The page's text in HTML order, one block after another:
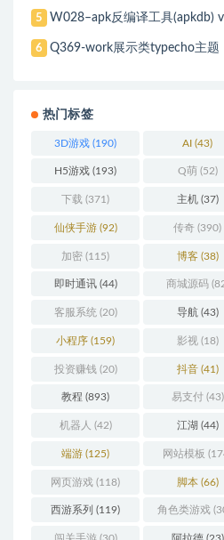
5 W028–apk反编译工具(apkdb)
6 Q369-work展示类typecho主题
热门标签
3D游戏 (190) AI (43)
H5游戏 (193) Q萌 (52)
下载 (371) 主机(37)
仙侠手游(92) 传奇 (390)
加密 (115) 博客(38)
即时通讯(44) 商城源码
客服系统 (20) 导航(43)
小程序 (159) 影视(18)
投资赚钱 (20) 抖音(41)
教程 (893) 易支付(43)
机器人 (42) 江湖 (44)
端游 (125) 网站模板
网页游戏 (118) 脚本(66)
西游系列 (119) 角色类游戏